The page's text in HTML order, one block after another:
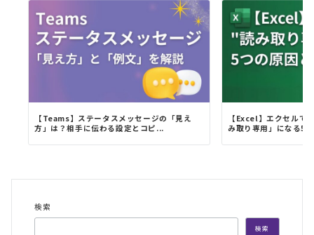
【Teams】ステータスメッセージの「見え
方」は？相手に伝わる設定とコピ...
【Excel】エクセルで
み取り専用」になる5
検索
検索